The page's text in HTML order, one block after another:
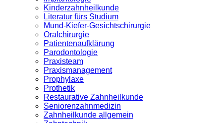
Kinderzahnheilkunde
Literatur fürs Studium
Mund-Kiefer-Gesichtschirurgie
Oralchirurgie
Patientenaufklärung
Parodontologie
Praxisteam
Praxismanagement
Prophylaxe
Prothetik
Restaurative Zahnheilkunde
Seniorenzahnmedizin
Zahnheilkunde allgemein